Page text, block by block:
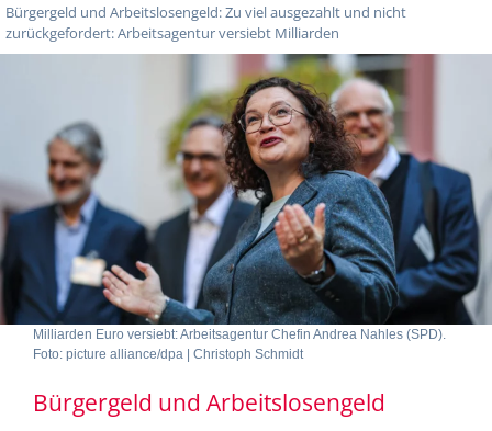
Bürgergeld und Arbeitslosengeld: Zu viel ausgezahlt und nicht
zurückgefordert: Arbeitsagentur versiebt Milliarden
Milliarden Euro versiebt: Arbeitsagentur Chefin Andrea Nahles (SPD).
Foto: picture alliance/dpa | Christoph Schmidt
Bürgergeld und Arbeitslosengeld